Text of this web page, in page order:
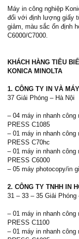
Máy in công nghiệp
đổi với định lượng giấy
giảm, màu sắc ổn định
C6000/C7000.
KHÁCH HÀNG TIÊU
KONICA MINOLTA
1. CÔNG TY IN VÀ
37 Giải Phóng – Hà Nội
– 04 máy in nhanh
PRESS C1085
– 01 máy in nhanh
PRESS C70hc
– 01 máy in nhanh
PRESS C6000
– 05 máy photocopy/in
2. CÔNG TY TNHH IN
31 – 33 – 35 Giải Phóng
– 01 máy in nhanh
PRESS C1100
– 01 máy in nhanh